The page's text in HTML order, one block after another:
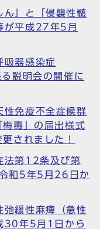
ん」と「侵襲性髄
が平成27年5月
吸器感染症
説明会の開催に
性免疫不全症候群
梅毒」の届出様式
されました！
法第12条及び第
和5年5月26日か
弛緩性麻痺（急性
30年5月1日から